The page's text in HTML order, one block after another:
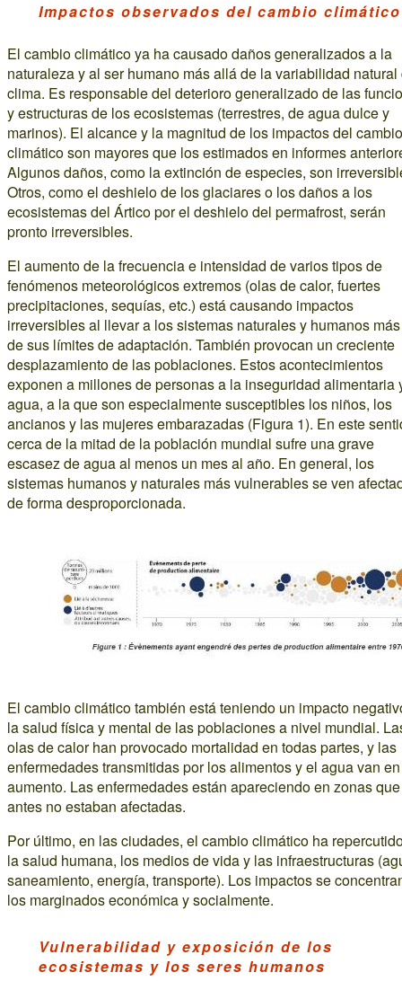
Impactos observados del cambio climático
El cambio climático ya ha causado daños generalizados a la
naturaleza y al ser humano más allá de la variabilidad natural
clima. Es responsable del deterioro generalizado de las
y estructuras de los ecosistemas (terrestres, de agua dulce y
marinos). El alcance y la magnitud de los impactos del cambio
climático son mayores que los estimados en informes
Algunos daños, como la extinción de especies, son
Otros, como el deshielo de los glaciares o los daños a los
ecosistemas del Ártico por el deshielo del permafrost, serán
pronto irreversibles.
El aumento de la frecuencia e intensidad de varios tipos de
fenómenos meteorológicos extremos (olas de calor, fuertes
precipitaciones, sequías, etc.) está causando impactos
irreversibles al llevar a los sistemas naturales y humanos
de sus límites de adaptación. También provocan un creciente
desplazamiento de las poblaciones. Estos acontecimientos
exponen a millones de personas a la inseguridad alimentaria
agua, a la que son especialmente susceptibles los niños, los
ancianos y las mujeres embarazadas (Figura 1). En este
cerca de la mitad de la población mundial sufre una grave
escasez de agua al menos un mes al año. En general, los
sistemas humanos y naturales más vulnerables se ven
de forma desproporcionada.
El cambio climático también está teniendo un impacto
la salud física y mental de las poblaciones a nivel mundial.
olas de calor han provocado mortalidad en todas partes, y las
enfermedades transmitidas por los alimentos y el agua van en
aumento. Las enfermedades están apareciendo en zonas que
antes no estaban afectadas.
Por último, en las ciudades, el cambio climático ha
la salud humana, los medios de vida y las infraestructuras
saneamiento, energía, transporte). Los impactos se
los marginados económica y socialmente.
Vulnerabilidad y exposición de los
ecosistemas y los seres humanos